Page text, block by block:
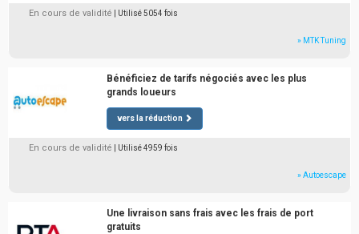
En cours de validité | Utilisé 5054 fois
» MTK Tuning
Bénéficiez de tarifs négociés avec les plus
grands loueurs
vers la réduction
En cours de validité | Utilisé 4959 fois
» Autoescape
Une livraison sans frais avec les frais de port
gratuits